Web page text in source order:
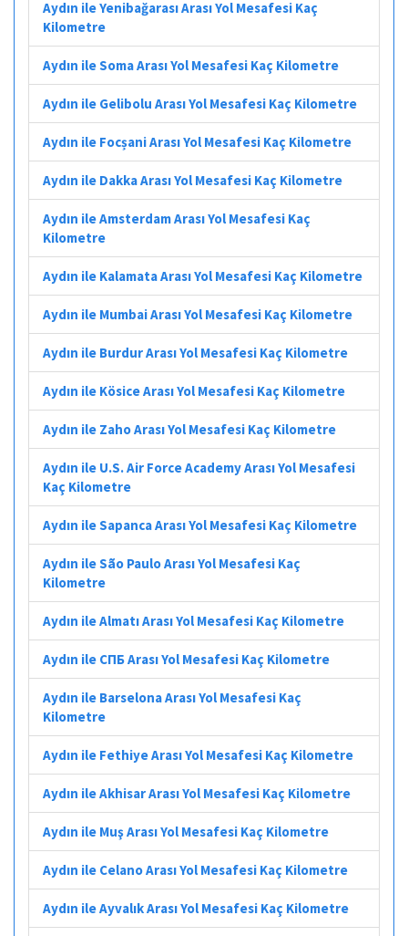
Aydın ile Yenibağarası Arası Yol Mesafesi Kaç
Kilometre
Aydın ile Soma Arası Yol Mesafesi Kaç Kilometre
Aydın ile Gelibolu Arası Yol Mesafesi Kaç Kilometre
Aydın ile Focșani Arası Yol Mesafesi Kaç Kilometre
Aydın ile Dakka Arası Yol Mesafesi Kaç Kilometre
Aydın ile Amsterdam Arası Yol Mesafesi Kaç
Kilometre
Aydın ile Kalamata Arası Yol Mesafesi Kaç Kilometre
Aydın ile Mumbai Arası Yol Mesafesi Kaç Kilometre
Aydın ile Burdur Arası Yol Mesafesi Kaç Kilometre
Aydın ile Kösice Arası Yol Mesafesi Kaç Kilometre
Aydın ile Zaho Arası Yol Mesafesi Kaç Kilometre
Aydın ile U.S. Air Force Academy Arası Yol Mesafesi
Kaç Kilometre
Aydın ile Sapanca Arası Yol Mesafesi Kaç Kilometre
Aydın ile São Paulo Arası Yol Mesafesi Kaç
Kilometre
Aydın ile Almatı Arası Yol Mesafesi Kaç Kilometre
Aydın ile СПБ Arası Yol Mesafesi Kaç Kilometre
Aydın ile Barselona Arası Yol Mesafesi Kaç
Kilometre
Aydın ile Fethiye Arası Yol Mesafesi Kaç Kilometre
Aydın ile Akhisar Arası Yol Mesafesi Kaç Kilometre
Aydın ile Muş Arası Yol Mesafesi Kaç Kilometre
Aydın ile Celano Arası Yol Mesafesi Kaç Kilometre
Aydın ile Ayvalık Arası Yol Mesafesi Kaç Kilometre